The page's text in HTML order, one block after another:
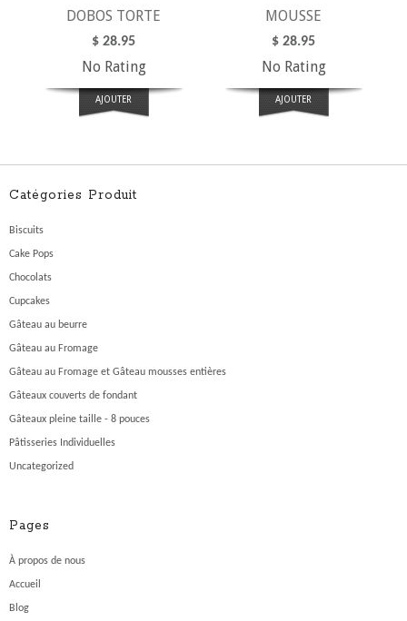
DOBOS TORTE
$ 28.95
No Rating
AJOUTER
MOUSSE
$ 28.95
No Rating
AJOUTER
Catégories Produit
Biscuits
Cake Pops
Chocolats
Cupcakes
Gâteau au beurre
Gâteau au Fromage
Gâteau au Fromage et Gâteau mousses entières
Gâteaux couverts de fondant
Gâteaux pleine taille - 8 pouces
Pâtisseries Individuelles
Uncategorized
Pages
À propos de nous
Accueil
Blog